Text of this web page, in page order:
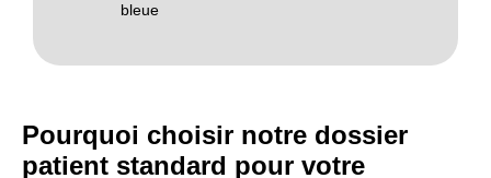
bleue
Pourquoi choisir notre dossier
patient standard pour votre